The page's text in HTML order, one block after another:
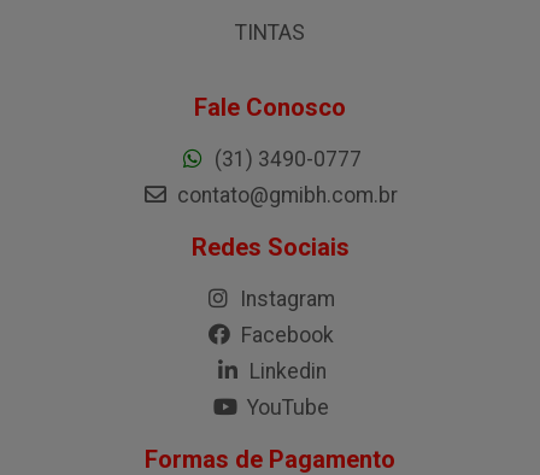
TINTAS
Fale Conosco
(31) 3490-0777
contato@gmibh.com.br
Redes Sociais
Instagram
Facebook
Linkedin
YouTube
Formas de Pagamento